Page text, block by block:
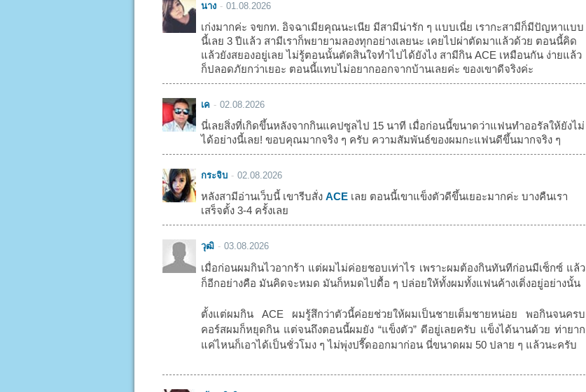
นาง 01.08.2026
เก่งมากค่ะ จขกท. อิจฉาเมียคุณนะเนีย มีสามีน่ารัก ๆ แบบเนี่ย เรากะสามีก็มีปัญหาแบบ
นี้เลย 3 ปีแล้ว สามีเราก็พยายามลองทุกอย่างเลยนะ เคยไปผ่าตัดมาแล้วด้วย ตอนนี้คิด
แล้วยังสยองอยู่เลย ไม่รู้ตอนนั้นตัดสินใจทำไปได้ยังไง สามีกิน ACE เหมือนกัน ง่ายแล้ว
ก็ปลอดภัยกว่าเยอะ ตอนนี้แทบไม่อยากออกจากบ้านเลยค่ะ ของเขาดีจริงค่ะ
เค 02.08.2026
นี่เลยสิ่งที่เกิดขึ้นหลังจากกินแคปซูลไป 15 นาที เมื่อก่อนนี้ขนาดว่าแฟนทำออรัลให้ยังไม่
ได้อย่างนี้เลย! ขอบคุณมากจริง ๆ ครับ ความสัมพันธ์ของผมกะแฟนดีขึ้นมากจริง ๆ
กระจิบ 02.08.2026
หลังสามีอ่านเว็บนี้ เขารีบสั่ง ACEเลย ตอนนี้เขาแข็งตัวดีขึ้นเยอะมากค่ะ บางคืนเรา
เสร็จตั้ง 3-4 ครั้งเลย
วุฒิ 03.08.2026
เมื่อก่อนผมกินไวอากร้า แต่ผมไม่ค่อยชอบเท่าไร เพราะผมต้องกินทันทีก่อนมีเซ็กซ์ แล้ว
ก็อีกอย่างคือ มันคิดจะหมด มันก็หมดไปดื้อ ๆ ปล่อยให้ทั้งผมทั้งแฟนค้างเติ่งอยู่อย่างนั้น
ตั้งแต่ผมกิน ACE ผมรู้สึกว่าตัวนี้ค่อยช่วยให้ผมเป็นชายเต็มชายหน่อย พอกินจนครบ
คอร์สผมก็หยุดกิน แต่จนถึงตอนนี้ผมยัง “แข็งตัว” ดีอยู่เลยครับ แข็งได้นานด้วย ท่ายาก
แค่ไหนก็เอาได้เป็นชั่วโมง ๆ ไม่พุ่งปรี๊ดออกมาก่อน นี่ขนาดผม 50 ปลาย ๆ แล้วนะครับ